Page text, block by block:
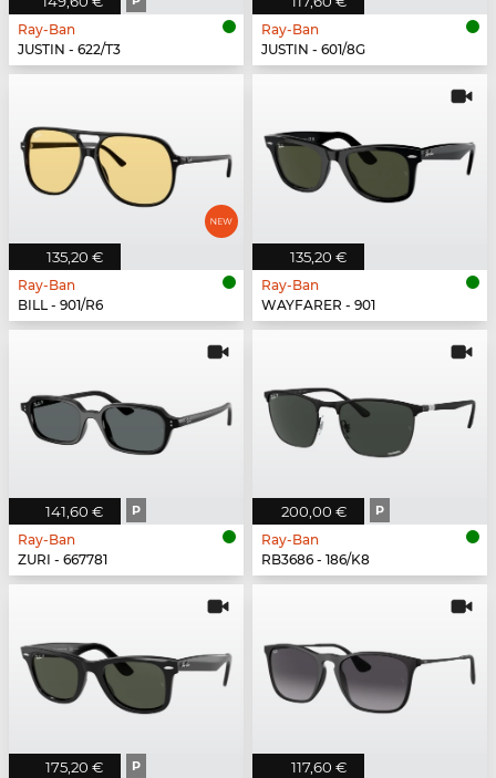
Ray-Ban
JUSTIN - 622/T3
Ray-Ban
JUSTIN - 601/8G
135,20 €
Ray-Ban
BILL - 901/R6
135,20 €
Ray-Ban
WAYFARER - 901
141,60 € P
Ray-Ban
ZURI - 667781
200,00 € P
Ray-Ban
RB3686 - 186/K8
175,20 € P 117,60 €